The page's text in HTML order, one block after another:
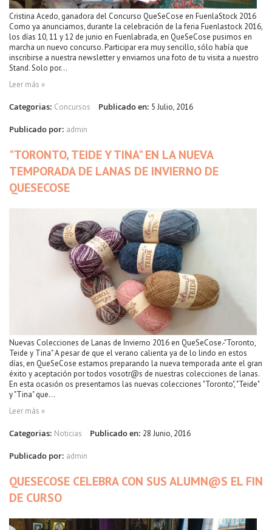
Cristina Acedo, ganadora del Concurso QueSeCose en FuenlaStock 2016
Como ya anunciamos, durante la celebración de la feria Fuenlastock 2016,
los días 10, 11 y 12 de junio en Fuenlabrada, en QueSeCose pusimos en
marcha un nuevo concurso. Participar era muy sencillo, sólo había que
inscribirse a nuestra newsletter y enviarnos una foto de tu visita a nuestro
Stand. Solo por...
Leer más »
Categorias: Concursos Publicado en: 5 Julio, 2016
Publicado por: admin
"TORONTO, TEIDE Y TINA" EN LA NUEVA
TEMPORADA DE LANAS DE INVIERNO DE
QUESECOSE
Nuevas Colecciones de Lanas de Invierno 2016 en QueSeCose.-"Toronto,
Teide y Tina" A pesar de que el verano calienta ya de lo lindo en estos
días, en QueSeCose estamos preparando la nueva temporada ante el gran
éxito y aceptación por todos vosotr@s de nuestras colecciones de lanas.
En esta ocasión os presentamos las nuevas colecciones "Toronto", "Teide"
y "Tina" que...
Leer más »
Categorias: Noticias Publicado en: 28 Junio, 2016
Publicado por: admin
QUESECOSE CELEBRA CON SUS ALUMN@S EL FIN
DE CURSO